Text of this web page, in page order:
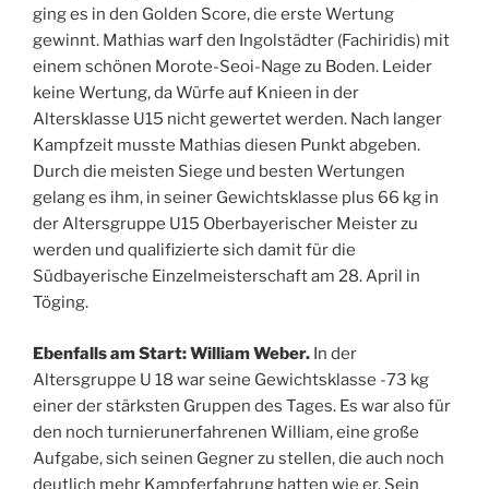
ging es in den Golden Score, die erste Wertung
gewinnt. Mathias warf den Ingolstädter (Fachiridis) mit
einem schönen Morote-Seoi-Nage zu Boden. Leider
keine Wertung, da Würfe auf Knieen in der
Altersklasse U15 nicht gewertet werden. Nach langer
Kampfzeit musste Mathias diesen Punkt abgeben.
Durch die meisten Siege und besten Wertungen
gelang es ihm, in seiner Gewichtsklasse plus 66 kg in
der Altersgruppe U15 Oberbayerischer Meister zu
werden und qualifizierte sich damit für die
Südbayerische Einzelmeisterschaft am 28. April in
Töging.
Ebenfalls am Start: William Weber. In der
Altersgruppe U 18 war seine Gewichtsklasse -73 kg
einer der stärksten Gruppen des Tages. Es war also für
den noch turnierunerfahrenen William, eine große
Aufgabe, sich seinen Gegner zu stellen, die auch noch
deutlich mehr Kampferfahrung hatten wie er. Sein